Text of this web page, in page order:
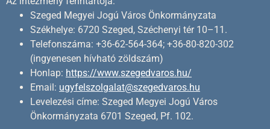
Szeged Megyei Jogú Város Önkormányzata
Székhelye: 6720 Szeged, Széchenyi tér 10–11.
Telefonszáma: +36-62-564-364; +36-80-820-302
(ingyenesen hívható zöldszám)
Honlap: https://www.szegedvaros.hu/
Email: ugyfelszolgalat@szegedvaros.hu
Levelezési címe: Szeged Megyei Jogú Város
Önkormányzata 6701 Szeged, Pf. 102.